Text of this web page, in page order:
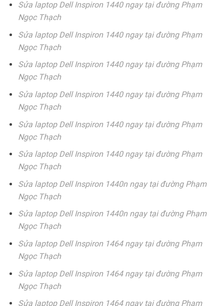
Sửa laptop Dell Inspiron 1440 ngay tại đường Phạm
Ngọc Thạch
Sửa laptop Dell Inspiron 1440 ngay tại đường Phạm
Ngọc Thạch
Sửa laptop Dell Inspiron 1440 ngay tại đường Phạm
Ngọc Thạch
Sửa laptop Dell Inspiron 1440 ngay tại đường Phạm
Ngọc Thạch
Sửa laptop Dell Inspiron 1440 ngay tại đường Phạm
Ngọc Thạch
Sửa laptop Dell Inspiron 1440 ngay tại đường Phạm
Ngọc Thạch
Sửa laptop Dell Inspiron 1440n ngay tại đường Phạm
Ngọc Thạch
Sửa laptop Dell Inspiron 1440n ngay tại đường Phạm
Ngọc Thạch
Sửa laptop Dell Inspiron 1464 ngay tại đường Phạm
Ngọc Thạch
Sửa laptop Dell Inspiron 1464 ngay tại đường Phạm
Ngọc Thạch
Sửa laptop Dell Inspiron 1464 ngay tại đường Phạm